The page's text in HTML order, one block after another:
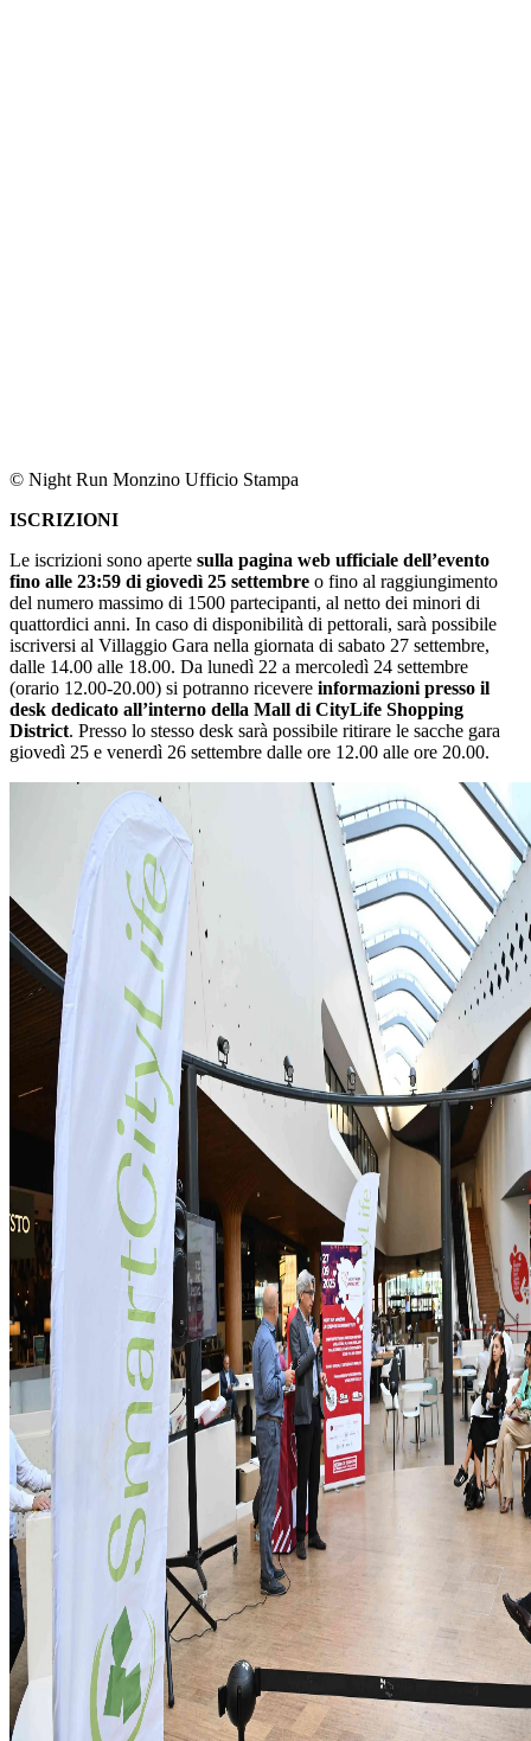
© Night Run Monzino Ufficio Stampa
ISCRIZIONI
Le iscrizioni sono aperte sulla pagina web ufficiale dell’evento
fino alle 23:59 di giovedì 25 settembre o fino al raggiungimento
del numero massimo di 1500 partecipanti, al netto dei minori di
quattordici anni. In caso di disponibilità di pettorali, sarà possibile
iscriversi al Villaggio Gara nella giornata di sabato 27 settembre,
dalle 14.00 alle 18.00. Da lunedì 22 a mercoledì 24 settembre
(orario 12.00-20.00) si potranno ricevere informazioni presso il
desk dedicato all’interno della Mall di CityLife Shopping
District. Presso lo stesso desk sarà possibile ritirare le sacche gara
giovedì 25 e venerdì 26 settembre dalle ore 12.00 alle ore 20.00.